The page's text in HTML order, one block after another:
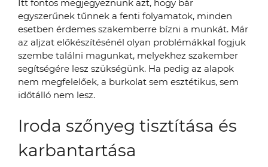
Itt fontos megjegyeznünk azt, hogy bár
egyszerűnek tűnnek a fenti folyamatok, minden
esetben érdemes szakemberre bízni a munkát. Már
az aljzat előkészítésénél olyan problémákkal fogjuk
szembe találni magunkat, melyekhez szakember
segítségére lesz szükségünk. Ha pedig az alapok
nem megfelelőek, a burkolat sem esztétikus, sem
időtálló nem lesz.
Iroda szőnyeg tisztítása és
karbantartása